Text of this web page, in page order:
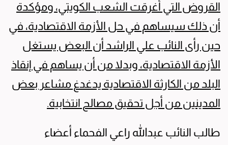
القروض التي أغرقت الشعب الكويتي، ومؤكدة
أن ذلك سيساهم في حل الأزمة الاقتصادية، في
حين رأى النائب علي الراشد أن البعض يستغل
الأزمة الاقتصادية، وبدلا من أن يساهم في إنقاذ
البلد من الكارثة الاقتصادية يدغدغ مشاعر بعض
المدينين من أجل تحقيق مصالح انتخابية.
طالب النائب عبدالله راعي الفحماء أعضاء